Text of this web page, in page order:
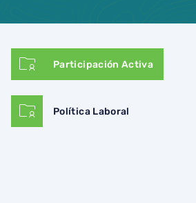
Participación Activa
Política Laboral